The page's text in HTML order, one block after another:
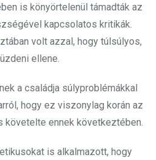
is könyörtelenül támadták az
kapcsolatos kritikák.
volt azzal, hogy túlsúlyos,
ellene.
a családja súlyproblémákkal
hogy ez viszonylag korán az
követelte ennek következtében.
is alkalmazott, hogy